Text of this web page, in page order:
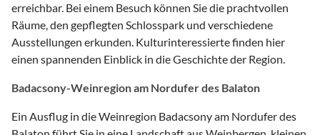
erreichbar. Bei einem Besuch können Sie die prachtvollen
Räume, den gepflegten Schlosspark und verschiedene
Ausstellungen erkunden. Kulturinteressierte finden hier
einen spannenden Einblick in die Geschichte der Region.
Badacsony-Weinregion am Nordufer des Balaton
Ein Ausflug in die Weinregion Badacsony am Nordufer des